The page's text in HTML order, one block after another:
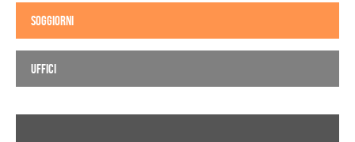
SOGGIORNI
UFFICI